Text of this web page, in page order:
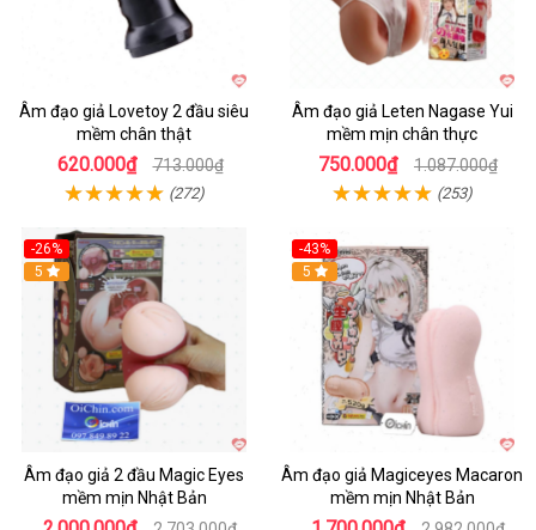
Âm đạo giả Lovetoy 2 đầu siêu
mềm chân thật
620.000₫ 713.000₫
(272)
Âm đạo giả Leten Nagase Yui
mềm mịn chân thực
750.000₫ 1.087.000₫
(253)
-26%
Hot
5
Âm đạo giả 2 đầu Magic Eyes
mềm mịn Nhật Bản
-43%
Hot
5
Âm đạo giả Magiceyes Macaron
mềm mịn Nhật Bản